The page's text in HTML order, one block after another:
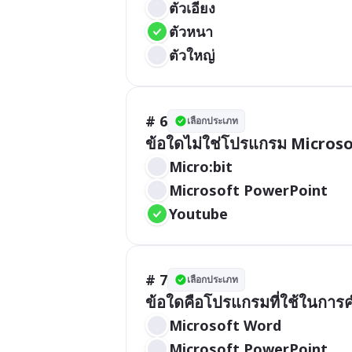
ตัวเอียง
ตัวหนา
ตัวใหญ่
# 6 เลือกประเภท
ข้อใดไม่ใช่โปรแกรม
Micro:bit
Microsoft PowerPoint
Youtube
# 7 เลือกประเภท
ข้อใดคือโปรแกรมที่ใช้ในกา
Microsoft Word